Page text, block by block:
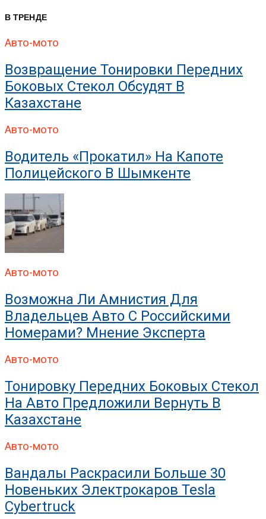
В ТРЕНДЕ
Авто-мото
Возвращение Тонировки Передних
Боковых Стекол Обсудят В
Казахстане
Авто-мото
Водитель «прокатил» На Капоте
Полицейского В Шымкенте
Авто-мото
Возможна Ли Амнистия Для
Владельцев Авто С Российскими
Номерами? Мнение Эксперта
Авто-мото
Тонировку Передних Боковых Стекол
На Авто Предложили Вернуть В
Казахстане
Авто-мото
Вандалы Раскрасили Больше 30
Новеньких Электрокаров Tesla
Cybertruck